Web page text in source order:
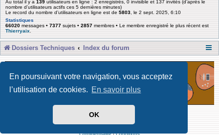
En poursuivant votre navigation, vous acceptez
l’utilisation de cookies. En savoir plus
OK
Au total il y a 139 utilisateurs en ligne : 2 enregistrés, 0 invisible et 137 invités (d’après le
nombre d’utilisateurs actifs ces 5 dernières minutes)
Le record du nombre d’utilisateurs en ligne est de 5803 , le 2 sept. 2025, 6:10
Statistiques
66020 messages • 7377 sujets • 2857 membres • Le membre enregistré le plus récent est
Thierryaix
Dossiers Techniques Index du forum
Développé par Forum Software © phpBB Limited
Traduit par phpBB-fr
Confidentialité|Conditions